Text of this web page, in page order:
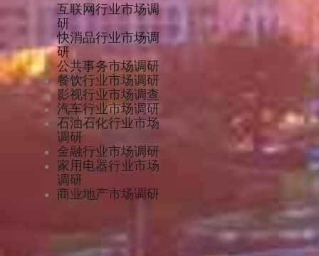
互联网行业市场调
研
快消品行业市场调
研
公共事务市场调研
餐饮行业市场调研
影视行业市场调查
汽车行业市场调研
石油石化行业市场
调研
金融行业市场调研
家用电器行业市场
调研
商业地产市场调研